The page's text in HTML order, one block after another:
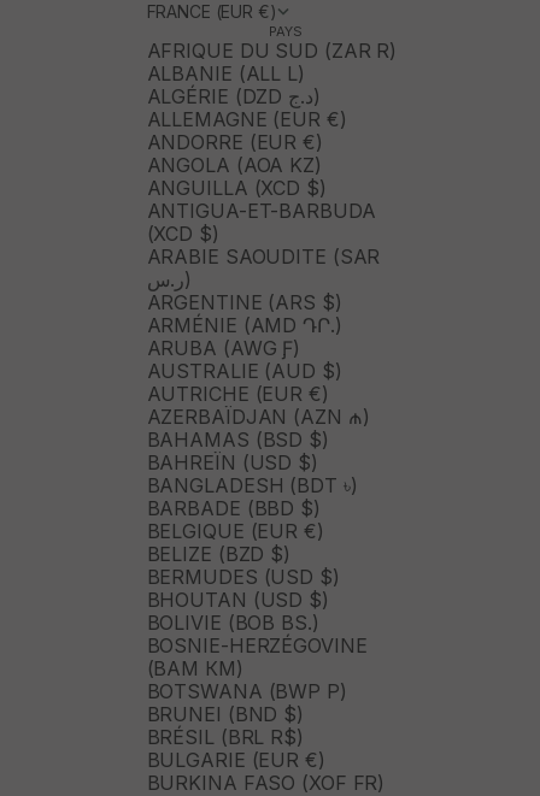
FRANCE (EUR €)
PAYS
AFRIQUE DU SUD (ZAR R)
ALBANIE (ALL L)
ALGÉRIE (DZD د.ج)
ALLEMAGNE (EUR €)
ANDORRE (EUR €)
ANGOLA (AOA KZ)
ANGUILLA (XCD $)
ANTIGUA-ET-BARBUDA
(XCD $)
ARABIE SAOUDITE (SAR
ر.س)
ARGENTINE (ARS $)
ARMÉNIE (AMD ԴՐ.)
ARUBA (AWG Ƒ)
AUSTRALIE (AUD $)
AUTRICHE (EUR €)
AZERBAÏDJAN (AZN ₼)
BAHAMAS (BSD $)
BAHREÏN (USD $)
BANGLADESH (BDT ৳)
BARBADE (BBD $)
BELGIQUE (EUR €)
BELIZE (BZD $)
BERMUDES (USD $)
BHOUTAN (USD $)
BOLIVIE (BOB BS.)
BOSNIE-HERZÉGOVINE
(BAM КМ)
BOTSWANA (BWP P)
BRUNEI (BND $)
BRÉSIL (BRL R$)
BULGARIE (EUR €)
BURKINA FASO (XOF FR)